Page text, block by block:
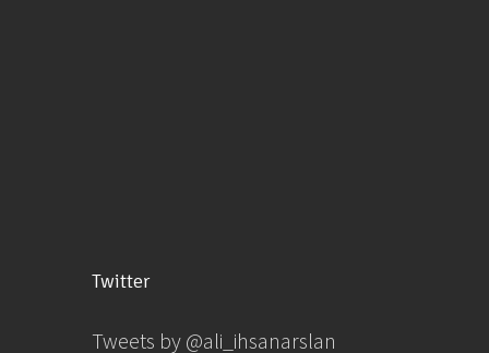
Twitter
Tweets by @ali_ihsanarslan